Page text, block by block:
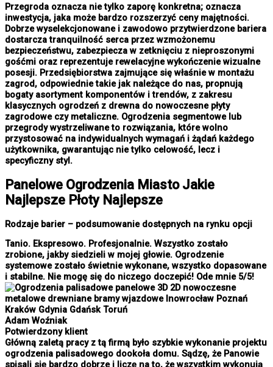
Przegroda oznacza nie tylko zaporę konkretna; oznacza
inwestycja, jaka może bardzo rozszerzyć ceny majętności.
Dobrze wyselekcjonowane i zawodowo przytwierdzone bariera
dostarcza tranquilność serca przez wzmożonemu
bezpieczeństwu, zabezpiecza w zetknięciu z nieproszonymi
gośćmi oraz reprezentuje rewelacyjne wykończenie wizualne
posesji. Przedsiębiorstwa zajmujące się właśnie w montażu
zagrod, odpowiednie takie jak należące do nas, propnują
bogaty asortyment komponentów i trendów, z zakresu
klasycznych ogrodzeń z drewna do nowoczesne płyty
zagrodowe czy metaliczne. Ogrodzenia segmentowe lub
przegrody wystrzeliwane to rozwiązania, które wolno
przystosować na indywidualnych wymagań i żądań każdego
użytkownika, gwarantując nie tylko celowość, lecz i
specyficzny styl.
Panelowe Ogrodzenia MiastoJakie
Najlepsze Płoty Najlepsze
Rodzaje barier – podsumowanie dostępnych na rynku opcji
Tanio. Ekspresowo. Profesjonalnie. Wszystko zostało
zrobione, jakby siedzieli w mojej głowie. Ogrodzenie
systemowe zostało świetnie wykonane, wszystko dopasowane
i stabilne. Nie mogę się do niczego doczepić! Ode mnie 5/5!
Adam Woźniak
Potwierdzony klient
Główną zaletą pracy z tą firmą było szybkie wykonanie projektu
ogrodzenia palisadowego dookoła domu. Sądzę, że Panowie
spisali się bardzo dobrze i liczę na to, że wszystkim wykonują